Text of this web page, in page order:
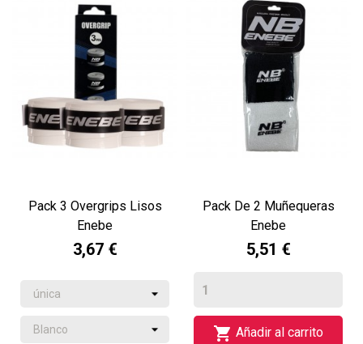
Pack 3 Overgrips Lisos
Enebe
3,67 €
Pack De 2 Muñequeras
Enebe
5,51 €
 Añadir al carrito